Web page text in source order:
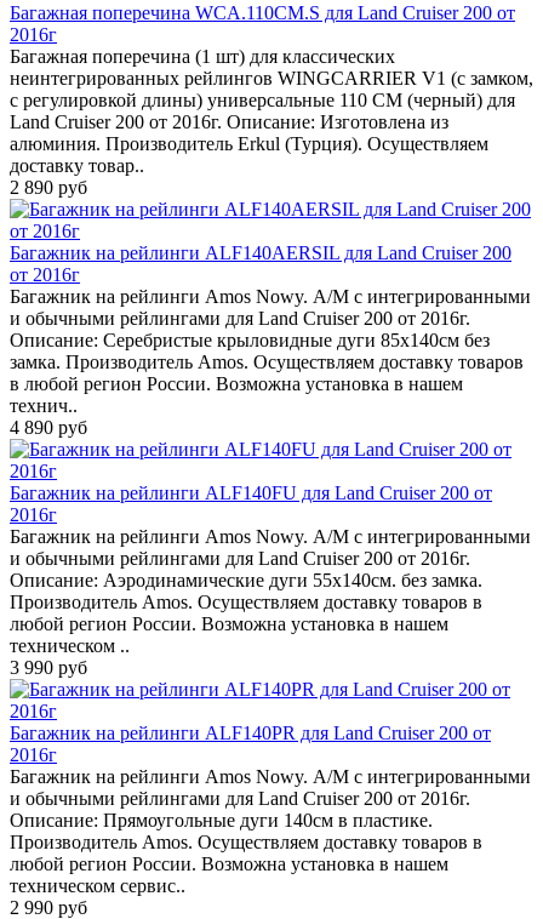
Багажная поперечина WCA.110CM.S для Land Cruiser 200 от
2016г
Багажная поперечина (1 шт) для классических
неинтегрированных рейлингов WINGCARRIER V1 (с замком,
с регулировкой длины) универсальные 110 CM (черный) для
Land Cruiser 200 от 2016г. Описание: Изготовлена из
алюминия. Производитель Erkul (Турция). Осуществляем
доставку товар..
2 890 руб
Багажник на рейлинги ALF140AERSIL для Land Cruiser 200
от 2016г
Багажник на рейлинги Amos Nowy. А/М с интегрированными
и обычными рейлингами для Land Cruiser 200 от 2016г.
Описание: Серебристые крыловидные дуги 85х140см без
замка. Производитель Amos. Осуществляем доставку товаров
в любой регион России. Возможна установка в нашем
технич..
4 890 руб
Багажник на рейлинги ALF140FU для Land Cruiser 200 от
2016г
Багажник на рейлинги Amos Nowy. А/М с интегрированными
и обычными рейлингами для Land Cruiser 200 от 2016г.
Описание: Аэродинамические дуги 55х140см. без замка.
Производитель Amos. Осуществляем доставку товаров в
любой регион России. Возможна установка в нашем
техническом ..
3 990 руб
Багажник на рейлинги ALF140PR для Land Cruiser 200 от
2016г
Багажник на рейлинги Amos Nowy. А/М с интегрированными
и обычными рейлингами для Land Cruiser 200 от 2016г.
Описание: Прямоугольные дуги 140см в пластике.
Производитель Amos. Осуществляем доставку товаров в
любой регион России. Возможна установка в нашем
техническом сервис..
2 990 руб